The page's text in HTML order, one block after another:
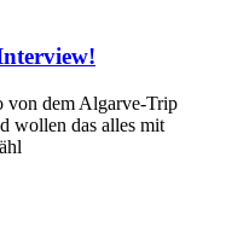
von dem Algarve-Trip
wollen das alles mit